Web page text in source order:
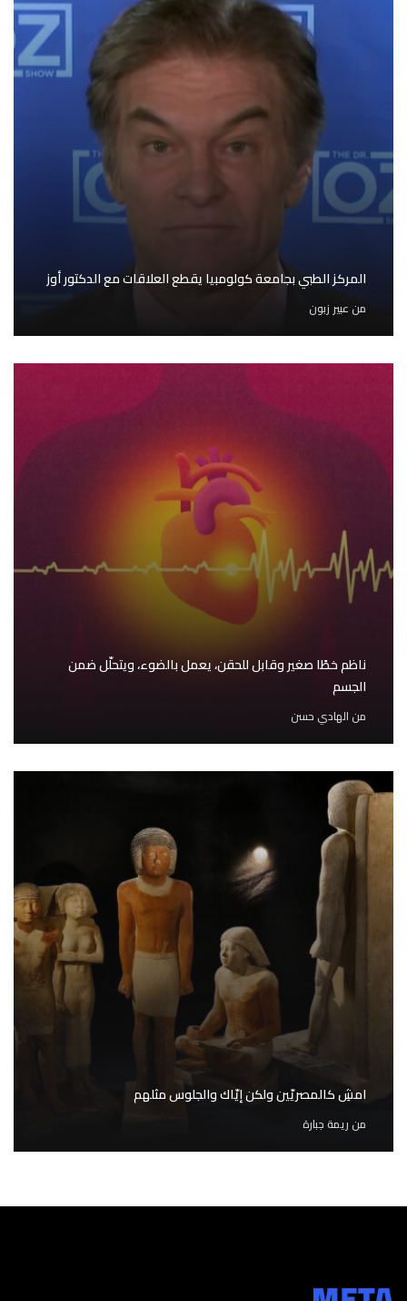
المركز الطبي بجامعة كولومبيا يقطع العلاقات مع الدكتور أوز
من عبير زبون
ناظم خطًا صغير وقابل للحقن، يعمل بالضوء، ويتحلّل ضمن
الجسم
من الهادي حسن
امشِ كالمصريّين ولكن إيّاك والجلوس مثلهم
من ريمة جبارة